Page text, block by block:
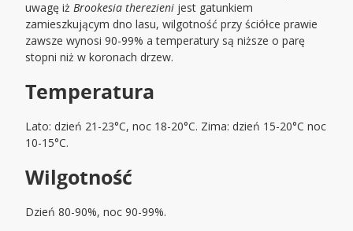
uwagę iżBrookesia therezieni jest gatunkiem
zamieszkującym dno lasu, wilgotność przy ściółce prawie
zawsze wynosi 90-99% a temperatury są niższe o parę
stopni niż w koronach drzew.
Temperatura
Lato: dzień 21-23°C, noc 18-20°C. Zima: dzień 15-20°C noc
10-15°C.
Wilgotność
Dzień 80-90%, noc 90-99%.